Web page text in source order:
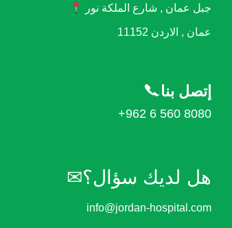
جبل عمان , شارع الملكة نور
عمان , الاردن 11152
إتصل بنا
+962 6 560 8080
هل لديك سؤال؟✉︎
info@jordan-hospital.com